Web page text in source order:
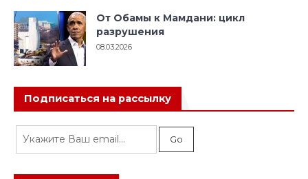
От Обамы к Мамдани: цикл
разрушения
08.03.2026
Подписаться на рассылку